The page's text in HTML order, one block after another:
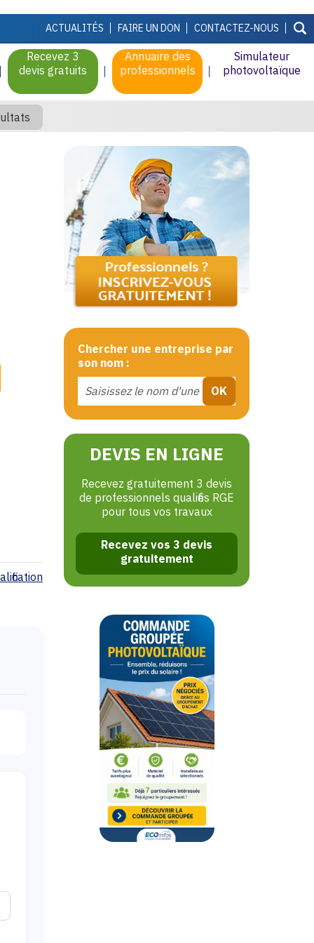
ACTUALITÉS FAIRE UN DON CONTACTEZ-NOUS
Recevez 3
devis gratuits
Annuaire des
professionnels
Simulateur
photovoltaïque
Chercher une entreprise par
son nom :
DEVIS EN LIGNE
Recevez gratuitement 3 devis
de professionnels qualifiés RGE
pour tous vos travaux
Recevez vos 3 devis
gratuitement